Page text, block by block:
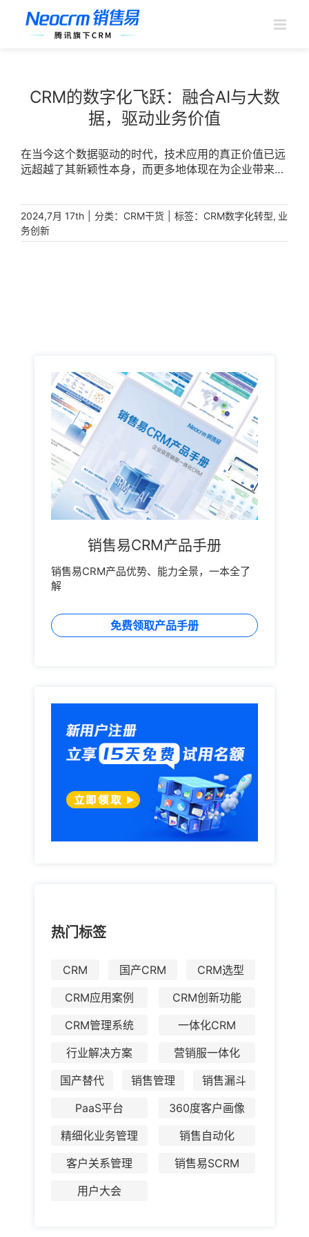
CRM的数字化飞跃：融合AI与大数
据，驱动业务价值
在当今这个数据驱动的时代，技术应用的真正价值已远
远超越了其新颖性本身，而更多地体现在为企业带来的
度融入CRM（客户关系管理）系统，实现业务场景的全
面数字化与智能化转型，是解锁新价值、赢得未来的关
键。 [...]
2024,7月 17th 分类： CRM干货 标签： CRM数字化转型, 业
务创新
销售易CRM产品手册
销售易CRM产品优势、能力全景，一本全了
解
免费领取产品手册
热门标签
CRM 国产CRM
CRM选型
CRM应用案例
CRM创新功能
CRM管理系统
一体化CRM
行业解决方案
营销服一体化
国产替代
销售管理
销售漏斗
PaaS平台
360度客户画像
精细化业务管理
销售自动化
客户关系管理
销售易SCRM
用户大会